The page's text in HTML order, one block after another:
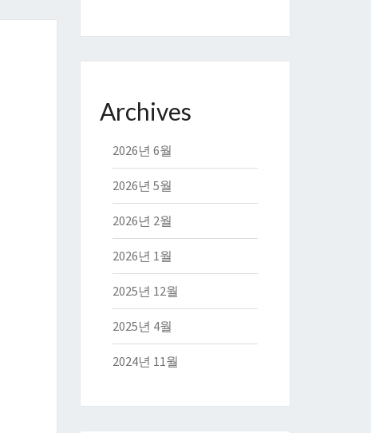
Archives
2026년 6월
2026년 5월
2026년 2월
2026년 1월
2025년 12월
2025년 4월
2024년 11월